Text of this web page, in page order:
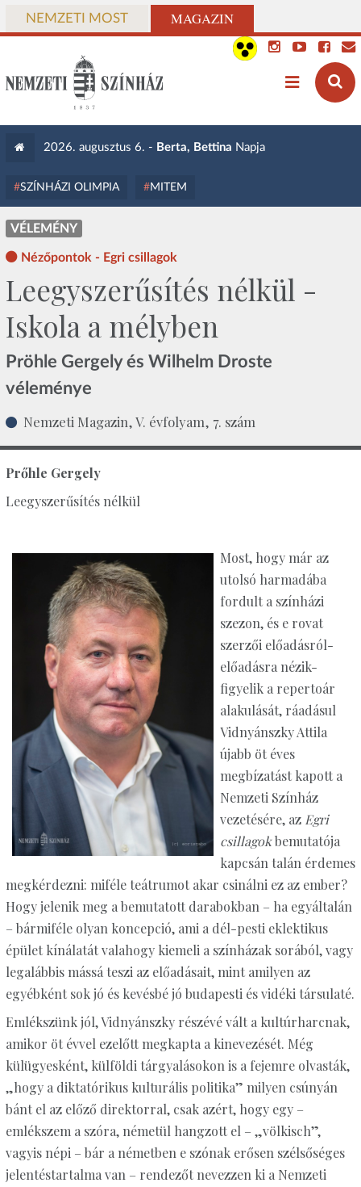
NEMZETI MOST MAGAZIN
2026. augusztus 6. - Berta, Bettina Napja
SZÍNHÁZI OLIMPIA MITEM
VÉLEMÉNY
Nézőpontok - Egri csillagok
Leegyszerűsítés nélkül -
Iskola a mélyben
Pröhle Gergely és Wilhelm Droste
véleménye
Nemzeti Magazin, V. évfolyam, 7. szám
Prőhle Gergely
Leegyszerűsítés nélkül
Most, hogy már az
utolsó harmadába
fordult a színházi
szezon, és e rovat
szerzői előadásról-
előadásra nézik-
figyelik a repertoár
alakulását, ráadásul
Vidnyánszky Attila
újabb öt éves
megbízatást kapott a
Nemzeti Színház
vezetésére, azEgri
csillagokbemutatója
kapcsán talán érdemes
megkérdezni: miféle teátrumot akar csinálni ez az ember?
Hogy jelenik meg a bemutatott darabokban – ha egyáltalán
– bármiféle olyan koncepció, ami a dél-pesti eklektikus
épület kínálatát valahogy kiemeli a színházak sorából, vagy
legalábbis mássá teszi az előadásait, mint amilyen az
egyébként sok jó és kevésbé jó budapesti és vidéki társulaté.
Emlékszünk jól, Vidnyánszky részévé vált a kultúrharcnak,
amikor öt évvel ezelőtt megkapta a kinevezését. Még
külügyesként, külföldi tárgyalásokon is a fejemre olvasták,
„hogy a diktatórikus kulturális politika” milyen csúnyán
bánt el az előző direktorral, csak azért, hogy egy –
emlékszem a szóra, németül hangzott el – „völkisch”,
vagyis népi – bár a németben e szónak erősen szélsőséges
jelentéstartalma van – rendezőt nevezzen ki a Nemzeti